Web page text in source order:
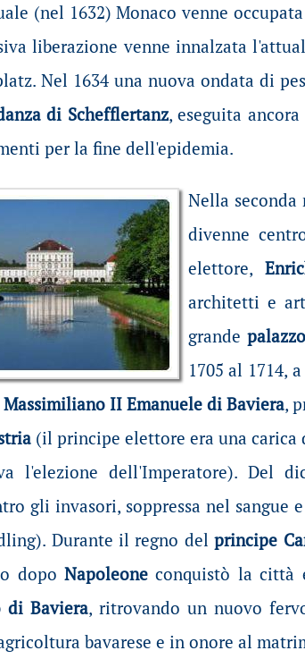
(nel 1632) Monaco venne
liberazione venne innalzata
Nel 1634 una nuova ondata di
di Schefflertanz, eseguita
per la fine dell'epidemia.
Nella
divenne
elettore,
architetti e
grande
1705 al 1714,
Massimiliano II Emanuele di Baviera,
(il principe elettore era una carica
l'elezione dell'Imperatore). Del
gli invasori, soppressa nel sangue
Durante il regno delprincipe
dopo Napoleone conquistò la città
di Baviera, ritrovando un nuovo
bavarese e in onore al